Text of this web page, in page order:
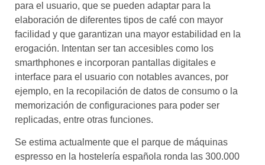
¡queremos saber
de ti!
para el usuario, que se pueden adaptar para la
elaboración de diferentes tipos de café con mayor
facilidad y que garantizan una mayor estabilidad en la
erogación. Intentan ser tan accesibles como los
smarthphones e incorporan pantallas digitales e
interface para el usuario con notables avances, por
ejemplo, en la recopilación de datos de consumo o la
memorización de configuraciones para poder ser
replicadas, entre otras funciones.
Se estima actualmente que el parque de máquinas
espresso en la hostelería española ronda las 300.000